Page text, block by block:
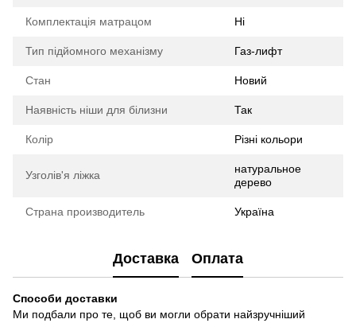
Комплектація матрацом Ні
Тип підйомного механізму Газ-лифт
Стан Новий
Наявність ніши для білизни Так
Колір Різні кольори
Узголів'я ліжка
натуральное
дерево
Страна производитель Україна
Доставка Оплата
Способи доставки
Ми подбали про те, щоб ви могли обрати найзручніший